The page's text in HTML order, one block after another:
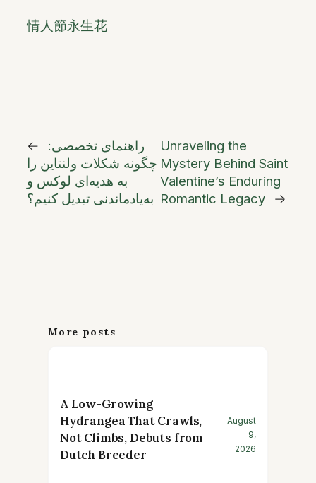
情人節永生花
←
راهنمای تخصصی:
چگونه شکلات ولنتاین را
به هدیه‌ای لوکس و
به‌یادماندنی تبدیل کنیم؟
Unraveling the
Mystery Behind Saint
Valentine’s Enduring
Romantic Legacy
→
More posts
A Low-Growing
Hydrangea That Crawls,
Not Climbs, Debuts from
Dutch Breeder
August
9,
2026